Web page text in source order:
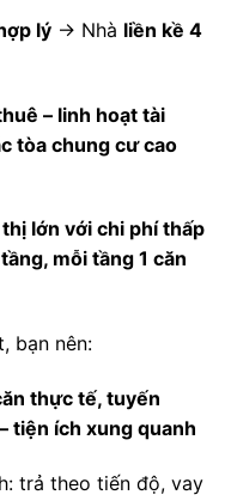
lý → Nhà liền kề 4
– linh hoạt tài
tòa chung cư cao
lớn với chi phí thấp
mỗi tầng 1 căn
bạn nên:
thực tế, tuyến
tiện ích xung quanh
trả theo tiến độ, vay